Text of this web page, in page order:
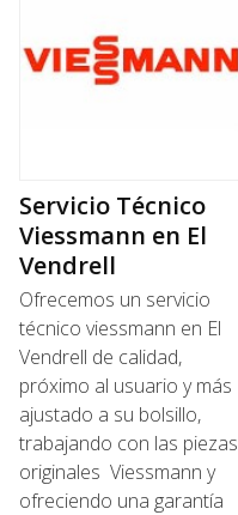
Servicio Técnico
Viessmann en El
Vendrell
Ofrecemos un servicio
técnico viessmann en El
Vendrell de calidad,
próximo al usuario y más
ajustado a su bolsillo,
trabajando con las piezas
originales Viessmann y
ofreciendo una garantía